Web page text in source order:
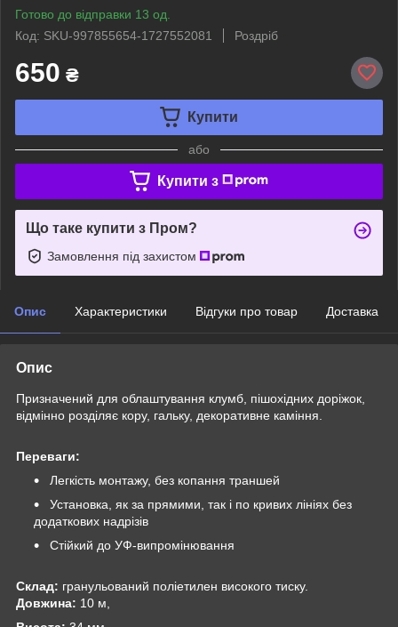
Готово до відправки 13 од.
Код: SKU-997855654-1727552081
Роздріб
650 ₴
Купити
або
Купити з
Що таке купити з Пром?
Замовлення під захистом
Опис Характеристики Відгуки про товар Доставка
Опис
Призначений для облаштування клумб, пішохідних доріжок,
відмінно розділяє кору, гальку, декоративне каміння.
Переваги:
Легкість монтажу, без копання траншей
Установка, як за прямими, так і по кривих лініях без
додаткових надрізів
Стійкий до УФ-випромінювання
Склад: гранульований поліетилен високого тиску.
Довжина: 10 м,